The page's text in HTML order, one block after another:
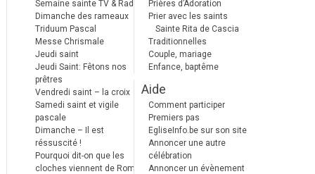
Semaine sainte TV & Radio
Dimanche des rameaux
Triduum Pascal
Messe Chrismale
Jeudi saint
Jeudi Saint: Fêtons nos
prêtres
Vendredi saint – la croix
Samedi saint et vigile
pascale
Dimanche – Il est
réssuscité !
Pourquoi dit-on que les
cloches viennent de Rome ?
Prières d’Adoration
Prier avec les saints
Sainte Rita de Cascia
Traditionnelles
Couple, mariage
Enfance, baptême
Aide
Comment participer
Premiers pas
EgliseInfo.be sur son site
Annoncer une autre
célébration
Annoncer un évènement